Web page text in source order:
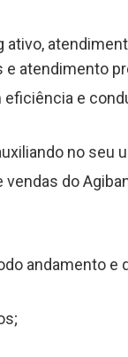
e atendimento
e
no seu
do
andamento e